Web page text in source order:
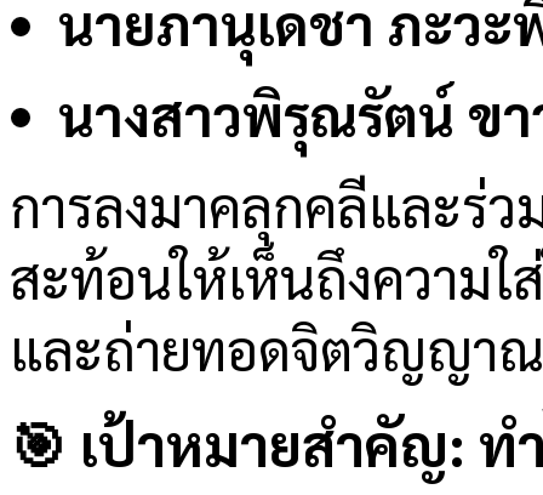
นายภานุเดชา ภะวะ
นางสาวพิรุณรัตน์ ข
การลงมาคลุกคลีและร่
สะท้อนให้เห็นถึงความใ
และถ่ายทอดจิตวิญญาณ
🎯 เป้าหมายสำคัญ: ท